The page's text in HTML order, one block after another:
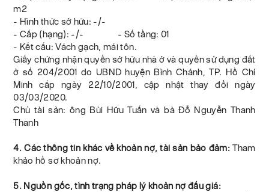
m2
- Hình thức sở hữu: -/-
- Cấp (hạng): -/- - Số tầng: 01
- Kết cấu: Vách gạch, mái tôn.
Giấy chứng nhận quyền sở hữu nhà ở và quyền sử dụng đất
ở số 204/2001 do UBND huyện Bình Chánh, TP. Hồ Chí
Minh cấp ngày 22/10/2001, cập nhật thay đổi ngày
03/03/2020.
Chủ tài sản: ông Bùi Hữu Tuấn và bà Đỗ Nguyễn Thanh
Thanh
4. Các thông tin khác về khoản nợ, tài sản bảo đảm:Tham
khảo hồ sơ khoản nợ.
5. Nguồn gốc, tình trạng pháp lý khoản nợ đấu giá: